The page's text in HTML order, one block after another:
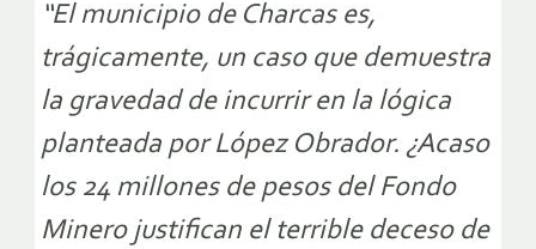
“El municipio de Charcas es,
trágicamente, un caso que demuestra
la gravedad de incurrir en la lógica
planteada por López Obrador. ¿Acaso
los 24 millones de pesos del Fondo
Minero justifican el terrible deceso de